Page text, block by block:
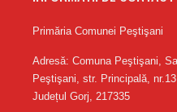
Primăria Comunei Peştişani
Adresă: Comuna Peştişani,
Peştişani, str. Principală,
Județul Gorj, 217335